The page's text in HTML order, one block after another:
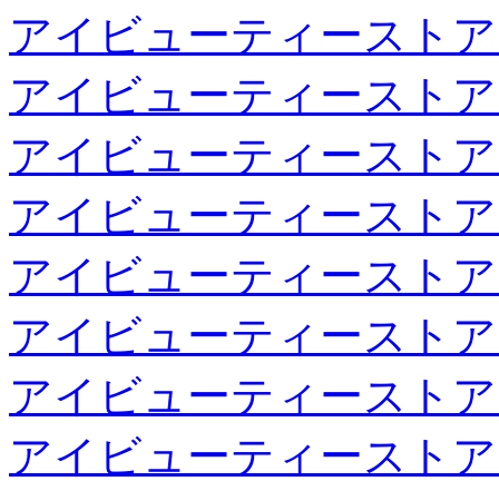
アイビューティースト
アイビューティースト
アイビューティースト
アイビューティースト
アイビューティースト
アイビューティースト
アイビューティースト
アイビューティースト